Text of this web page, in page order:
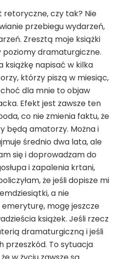
retoryczne, czy tak? Nie
przebiegu wydarzeń,
Zresztą moje książki
dramaturgiczne.
książkę napisać w kilka
którzy piszą w miesiąc,
dla mnie to objaw
Efekt jest zawsze ten
co nie zmienia faktu, że
będą amatorzy. Można i
średnio dwa lata, ale
się i doprowadzam do
i zapalenia krtani,
że jeśli dopisze mi
a nie
mogę jeszcze
książek. Jeśli rzecz
dramaturgiczną i jeśli
przeszkód. To sytuacja